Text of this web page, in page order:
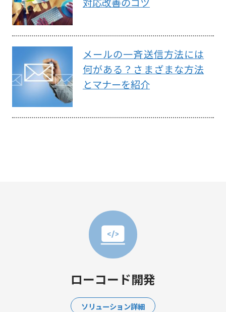
メールの一斉送信方法には
何がある？さまざまな方法
とマナーを紹介
ローコード開発
ソリューション詳細